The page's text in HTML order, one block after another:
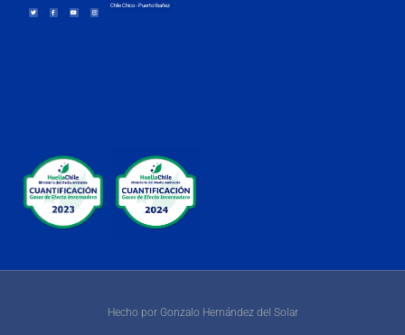
Chile Chico - Puerto Ibañez
Hecho por Gonzalo Hernández del Solar